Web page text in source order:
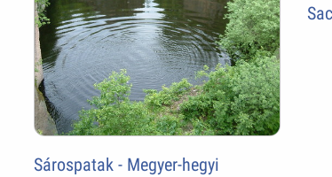
Sárospatak - Megyer-hegyi